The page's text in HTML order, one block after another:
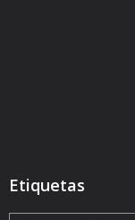
Etiquetas